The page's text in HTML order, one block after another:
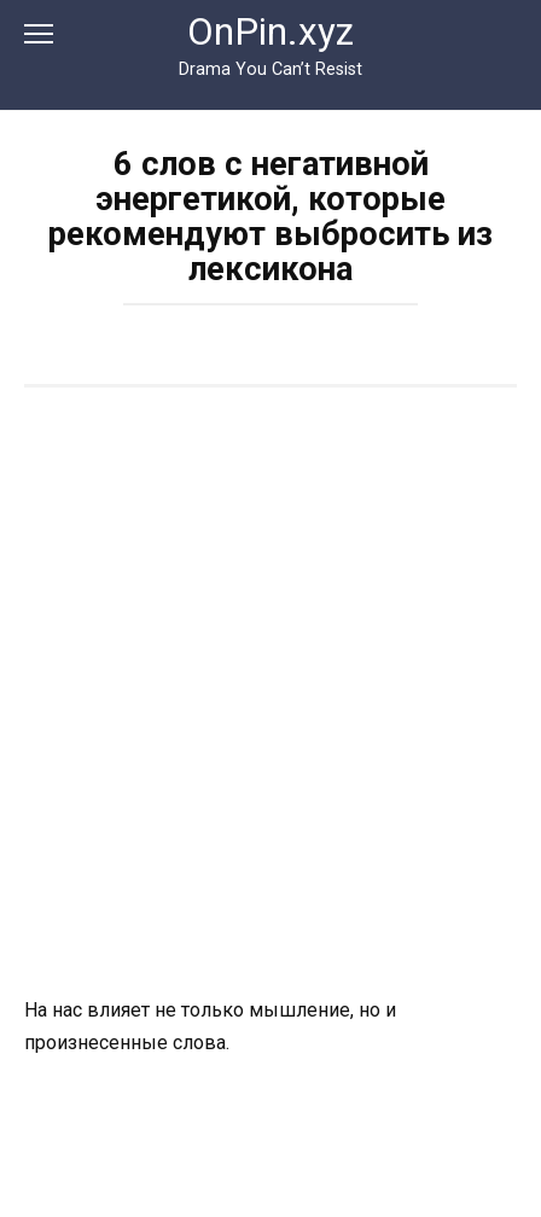
OnPin.xyz
Drama You Can’t Resist
6 слов с негативной
энергетикой, которые
рекомендуют выбросить из
лексикона
На нас влияет не только мышление, но и
произнесенные слова.